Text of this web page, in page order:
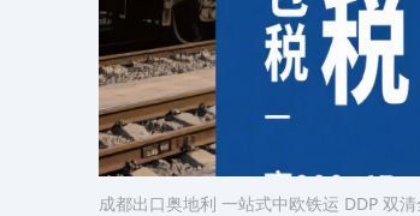
成都出口奥地利 一站式中欧铁运 DDP 双